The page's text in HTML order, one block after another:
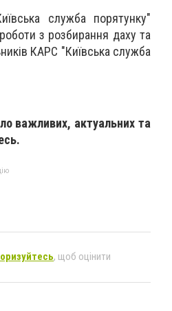
служба порятунку"
з розбирання даху та
КАРС "Київська служба
важливих, актуальних та
, щоб оцінити